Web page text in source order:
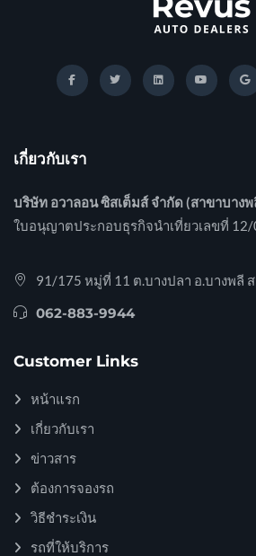
เกี่ยวกับเรา
บริษัท อวาลอน ซิสเต็มส์ จำกัด (สาขาบางพ
ใบอนุญาตประกอบธุรกิจนำเที่ยวเลขที่
91/175 หมู่ที่ 11 ต.บางปลา อ.บางพลี
062-883-9944
Customer Links
หน้าแรก
เกี่ยวกับเรา
ข่าวสาร
ต้องการจองรถ
วิธีชำระเงิน
รถที่ให้บริการ